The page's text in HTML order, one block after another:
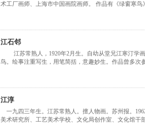
术工厂画师、上海市中国画院画师。 作品有《绿窗寒
江石邻
江苏常熟人，1920年2月生。自幼从堂兄江寒汀学
鸟。绘事注重写生，用笔简括，意趣妙生。作品曾多
江淳
一九四三年生。江苏常熟人。擅人物画。苏州报。
美术研究所、工艺美术学校、文化局创作室、文化馆干